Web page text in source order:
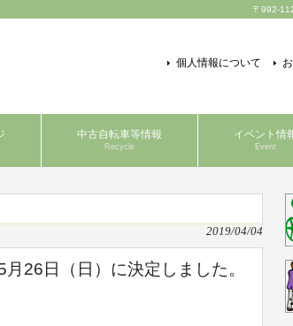
〒992-
個人情報について
中古自転車等情報
Recycle
イベント情
Event
2019/04/04
月26日（日）に決定しました。